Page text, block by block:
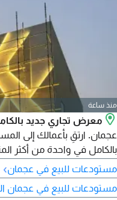
منذ ساعة
عجمان. ارتقِ بأعمالك إلى
بالكامل في واحدة من أكثر
ومصمّمة باحترافية مع
قوي بالطرق الرئيسية.
مستودعات للبيع في عجمان›
مستودعات للبيع في عجمان